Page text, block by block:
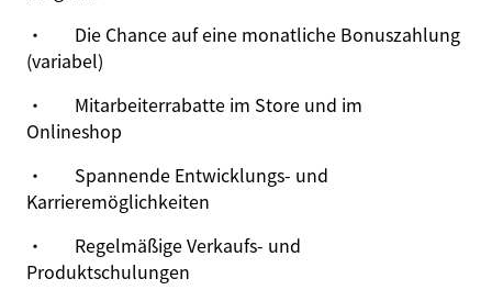
· Die Chance auf eine monatliche Bonuszahlung
(variabel)
· Mitarbeiterrabatte im Store und im
Onlineshop
· Spannende Entwicklungs- und
Karrieremöglichkeiten
· Regelmäßige Verkaufs- und
Produktschulungen